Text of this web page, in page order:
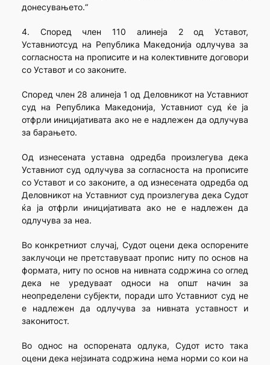
донесувањето.“
4. Според член 110 алинеја 2 од Уставот,
Уставниотсуд на Република Македонија одлучува за
согласноста на прописите и на колективните договори
со Уставот и со законите.
Според член 28 алинеја 1 од Деловникот на Уставниот
суд на Република Македонија, Уставниот суд ќе ја
отфрли иницијативата ако не е надлежен да одлучува
за барањето.
Од изнесената уставна одредба произлегува дека
Уставниот суд одлучува за согласноста на прописите
со Уставот и со законите, а од изнесената одредба од
Деловникот на Уставниот суд произлегува дека Судот
ќа ја отфрли иницијативата ако не е надлежен да
одлучува за неа.
Во конкретниот случај, Судот оцени дека оспорените
заклучоци не претставуваат пропис ниту по основ на
формата, ниту по основ на нивната содржина со оглед
дека не уредуваат односи на општ начин за
неопределени субјекти, поради што Уставниот суд не
е надлежен да одлучува за нивната уставност и
законитост.
Во однос на оспорената одлука, Судот исто така
оцени дека нејзината содржина нема норми со кои на